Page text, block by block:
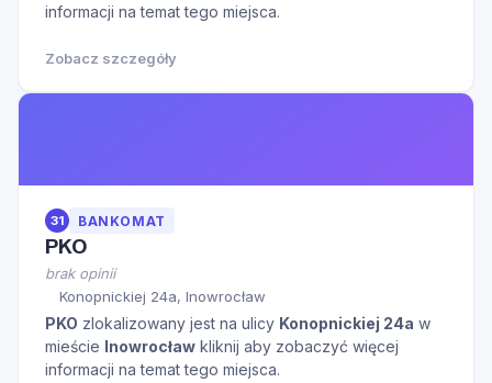
informacji na temat tego miejsca.
Zobacz szczegóły
31 BANKOMAT
PKO
brak opinii
Konopnickiej 24a, Inowrocław
PKO zlokalizowany jest na ulicy Konopnickiej 24a w
mieście Inowrocław kliknij aby zobaczyć więcej
informacji na temat tego miejsca.